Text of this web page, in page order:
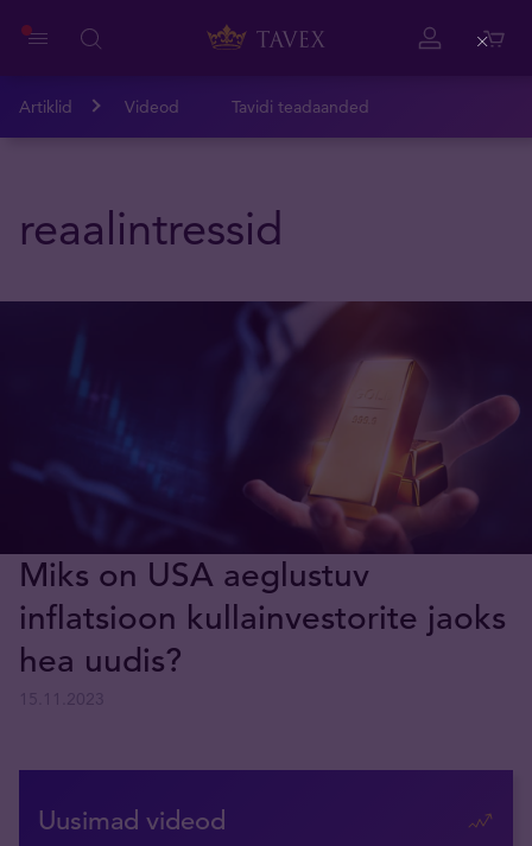
Artiklid Videod Tavidi teadaanded
reaalintressid
Miks on USA aeglustuv
inflatsioon kullainvestorite jaoks
hea uudis?
Uusimad videod
Close